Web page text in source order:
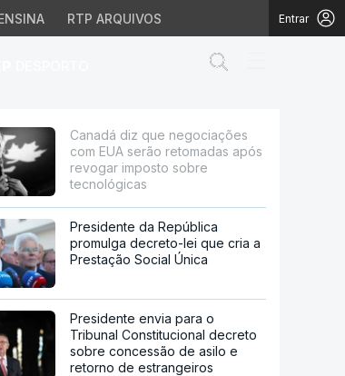
RTP ARQUIVOS Entrar
após
Canadá diz que negociações
com EUA serão retomadas após
revogar imposto sobre
tecnológicas
Presidente da República
promulga decreto-lei que cria a
Prestação Social Única
Presidente envia para o
Tribunal Constitucional decreto
sobre concessão de asilo e
retorno de estrangeiros